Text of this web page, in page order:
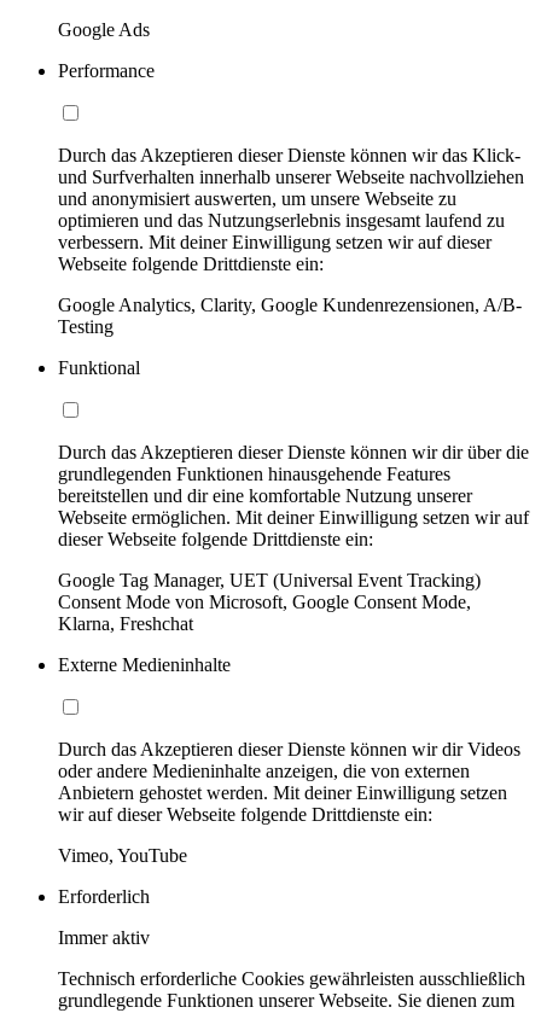
Google Ads
Performance
Durch das Akzeptieren dieser Dienste können wir das Klick-
und Surfverhalten innerhalb unserer Webseite nachvollziehen
und anonymisiert auswerten, um unsere Webseite zu
optimieren und das Nutzungserlebnis insgesamt laufend zu
verbessern. Mit deiner Einwilligung setzen wir auf dieser
Webseite folgende Drittdienste ein:
Google Analytics, Clarity, Google Kundenrezensionen, A/B-
Testing
Funktional
Durch das Akzeptieren dieser Dienste können wir dir über die
grundlegenden Funktionen hinausgehende Features
bereitstellen und dir eine komfortable Nutzung unserer
Webseite ermöglichen. Mit deiner Einwilligung setzen wir auf
dieser Webseite folgende Drittdienste ein:
Google Tag Manager, UET (Universal Event Tracking)
Consent Mode von Microsoft, Google Consent Mode,
Klarna, Freshchat
Externe Medieninhalte
Durch das Akzeptieren dieser Dienste können wir dir Videos
oder andere Medieninhalte anzeigen, die von externen
Anbietern gehostet werden. Mit deiner Einwilligung setzen
wir auf dieser Webseite folgende Drittdienste ein:
Vimeo, YouTube
Erforderlich
Immer aktiv
Technisch erforderliche Cookies gewährleisten ausschließlich
grundlegende Funktionen unserer Webseite. Sie dienen zum